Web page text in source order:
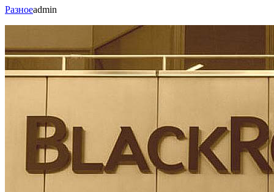
Разноеadmin